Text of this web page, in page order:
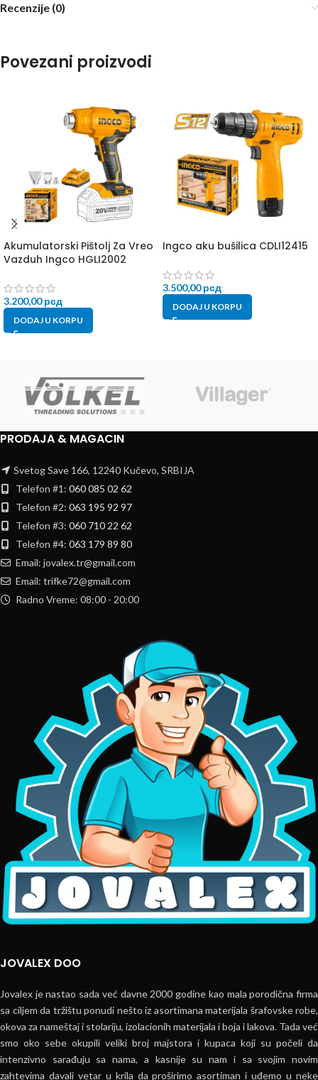
Recenzije (0)
Povezani proizvodi
Akumulatorski Pištolj Za Vreo
Vazduh Ingco HGLI2002
3.200,00рсд
DODAJ U KORPU
Ingco aku bušilica CDLI12415
3.500,00рсд
DODAJ U KORPU
PRODAJA & MAGACIN
Svetog Save 166, 12240 Kučevo, SRBIJA
Telefon #1: 060 085 02 62
Telefon #2: 063 195 92 97
Telefon #3: 060 710 22 62
Telefon #4: 063 179 89 80
Email: jovalex.tr@gmail.com
Email: trifke72@gmail.com
Radno Vreme: 08:00 - 20:00
JOVALEX DOO
Jovalex je nastao sada već davne 2000 godine kao mala porodična firma
sa ciljem da tržištu ponudi nešto iz asortimana materijala šrafovske robe,
okova za nameštaj i stolariju, izolacionih materijala i boja i lakova. Tada već
smo oko sebe okupili veliki broj majstora i kupaca koji su počeli da
intenzivno sarađuju sa nama, a kasnije su nam i sa svojim novim
zahtevima davali vetar u krila da proširimo asortiman i uđemo u neke